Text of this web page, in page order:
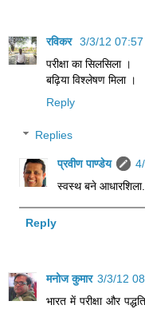
रविकर 3/3/12 07:57
परीक्षा का सिलसिला ।
बढ़िया विश्लेषण मिला ।
Reply
Replies
प्रवीण पाण्डेय
स्वस्थ बने
Reply
मनोज कुमार 3/3/12
भारत में परीक्षा और